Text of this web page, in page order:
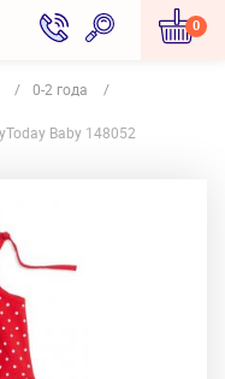
0
0-2 года
Baby 148052